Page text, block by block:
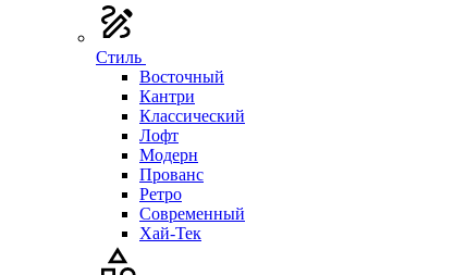
Стиль
Восточный
Кантри
Классический
Лофт
Модерн
Прованс
Ретро
Современный
Хай-Тек